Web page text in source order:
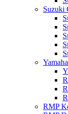
Suzuki
RMP